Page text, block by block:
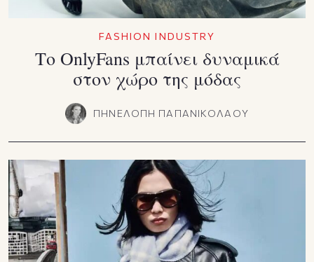
FASHION INDUSTRY
Το OnlyFans μπαίνει δυναμικά
στον χώρο της μόδας
ΠΗΝΕΛΟΠΗ ΠΑΠΑΝΙΚΟΛΑΟΥ